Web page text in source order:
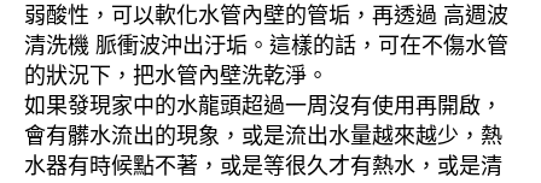
弱酸性，可以軟化水管內壁的管垢，再透過 高週波
清洗機 脈衝波沖出汙垢。這樣的話，可在不傷水管
的狀況下，把水管內壁洗乾淨。
如果發現家中的水龍頭超過一周沒有使用再開啟，
會有髒水流出的現象，或是流出水量越來越少，熱
水器有時候點不著，或是等很久才有熱水，或是清